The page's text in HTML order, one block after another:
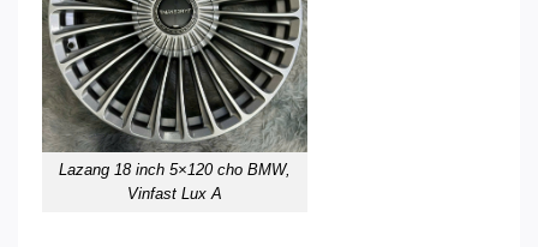
Lazang 18 inch 5×120 cho BMW,
Vinfast Lux A